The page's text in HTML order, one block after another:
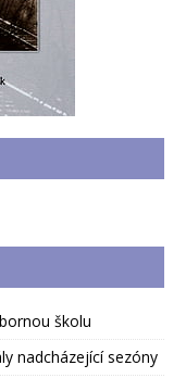
školu
nadcházející sezóny